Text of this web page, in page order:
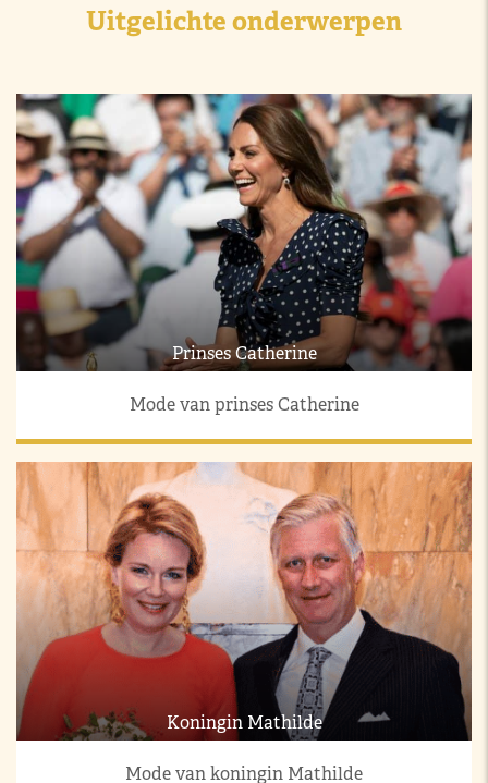
Uitgelichte onderwerpen
Prinses Catherine
Mode van prinses Catherine
Koningin Mathilde
Mode van koningin Mathilde